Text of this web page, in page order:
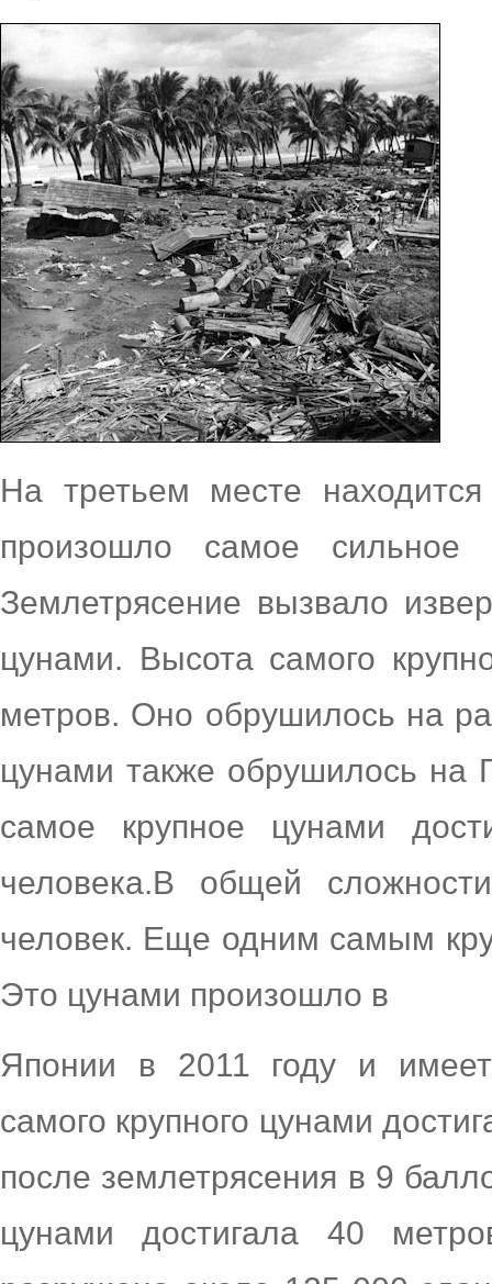
На третьем месте
произошло самое
Землетрясение вызвало
цунами. Высота самого
метров. Оно обрушилось на
цунами также обрушилось на
самое крупное цунами
человека.В общей
человек. Еще одним самым
Это цунами произошло в
Японии в 2011 году и
самого крупного цунами
после землетрясения в 9
цунами достигала 40